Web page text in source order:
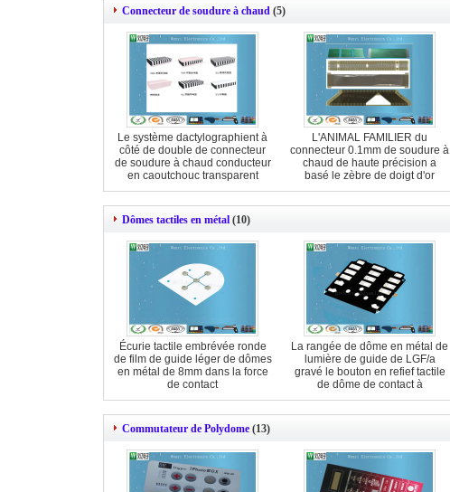
Connecteur de soudure à chaud (5)
Le système dactylographient à
côté de double de connecteur
de soudure à chaud conducteur
en caoutchouc transparent
L'ANIMAL FAMILIER du
connecteur 0.1mm de soudure à
chaud de haute précision a
basé le zèbre de doigt d'or
conducteur
Dômes tactiles en métal (10)
Écurie tactile embrévée ronde
de film de guide léger de dômes
en métal de 8mm dans la force
de contact
La rangée de dôme en métal de
lumière de guide de LGF/a
gravé le bouton en refief tactile
de dôme de contact à
membrane
Commutateur de Polydome (13)